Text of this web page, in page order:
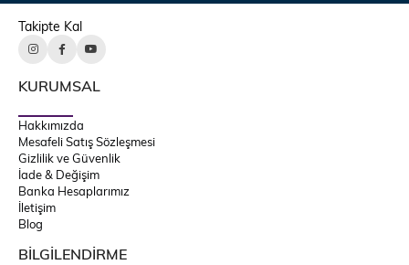
Takipte Kal
KURUMSAL
Hakkımızda
Mesafeli Satış Sözleşmesi
Gizlilik ve Güvenlik
İade & Değişim
Banka Hesaplarımız
İletişim
Blog
BİLGİLENDİRME